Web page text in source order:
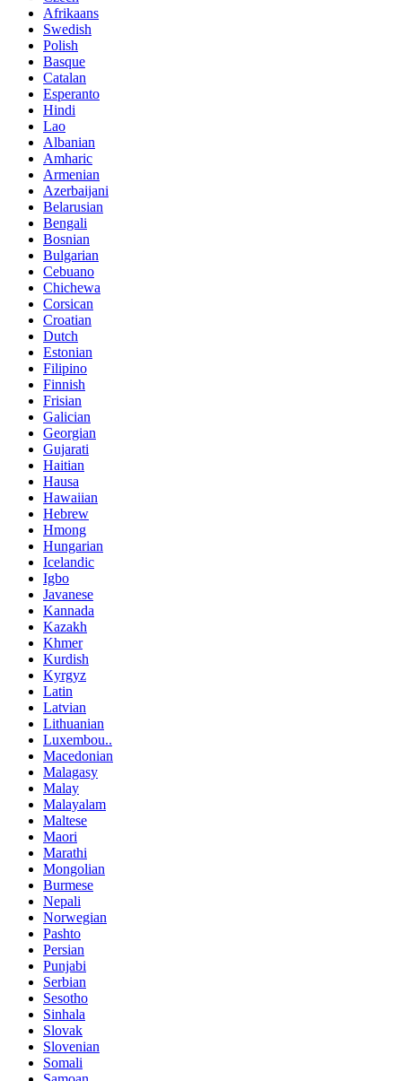
Afrikaans
Swedish
Polish
Basque
Catalan
Esperanto
Hindi
Lao
Albanian
Amharic
Armenian
Azerbaijani
Belarusian
Bengali
Bosnian
Bulgarian
Cebuano
Chichewa
Corsican
Croatian
Dutch
Estonian
Filipino
Finnish
Frisian
Galician
Georgian
Gujarati
Haitian
Hausa
Hawaiian
Hebrew
Hmong
Hungarian
Icelandic
Igbo
Javanese
Kannada
Kazakh
Khmer
Kurdish
Kyrgyz
Latin
Latvian
Lithuanian
Luxembou..
Macedonian
Malagasy
Malay
Malayalam
Maltese
Maori
Marathi
Mongolian
Burmese
Nepali
Norwegian
Pashto
Persian
Punjabi
Serbian
Sesotho
Sinhala
Slovak
Slovenian
Somali